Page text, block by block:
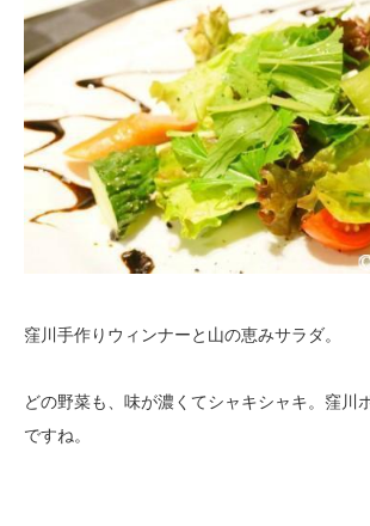
窪川手作りウィンナーと山の恵みサラダ。
どの野菜も、味が濃くてシャキシャキ。窪川
ですね。